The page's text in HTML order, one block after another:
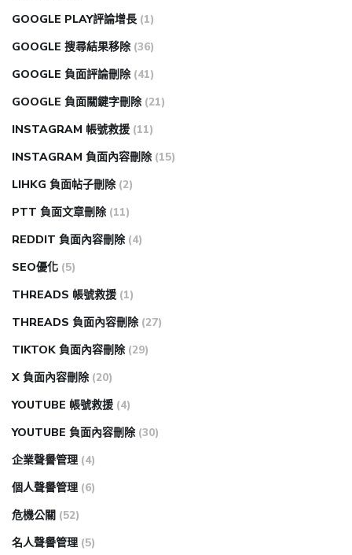
GOOGLE PLAY評論增長 (1)
GOOGLE 搜尋結果移除 (36)
GOOGLE 負面評論刪除 (41)
GOOGLE 負面關鍵字刪除 (21)
INSTAGRAM 帳號救援 (11)
INSTAGRAM 負面內容刪除 (15)
LIHKG 負面帖子刪除 (2)
PTT 負面文章刪除 (11)
REDDIT 負面內容刪除 (4)
SEO優化 (5)
THREADS 帳號救援 (1)
THREADS 負面內容刪除 (27)
TIKTOK 負面內容刪除 (29)
X 負面內容刪除 (20)
YOUTUBE 帳號救援 (4)
YOUTUBE 負面內容刪除 (30)
企業聲譽管理 (4)
個人聲譽管理 (6)
危機公關 (52)
名人聲譽管理 (5)